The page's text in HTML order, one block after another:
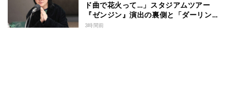
ド曲で花火って…」スタジアムツアー
『ゼンジン』演出の裏側と「ダーリン」
への思いを語る
3時間前